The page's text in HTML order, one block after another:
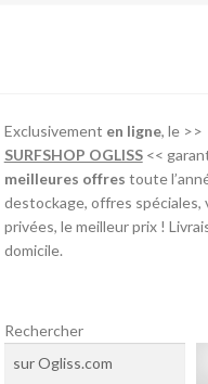
Exclusivement en ligne, le >>
SURFSHOP OGLISS<<
meilleures offres toute
destockage, offres spéciales,
privées, le meilleur prix !
domicile.
Rechercher